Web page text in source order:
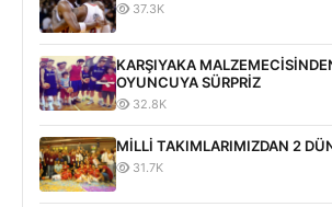
37.3K
KARŞIYAKA
OYUNCUYA SÜRPRİZ
32.8K
MİLLİ TAKIMLARIMIZDAN 2
31.7K